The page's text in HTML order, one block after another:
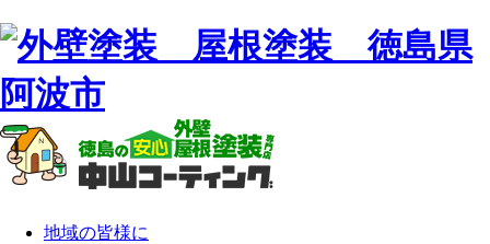
地域の皆様に